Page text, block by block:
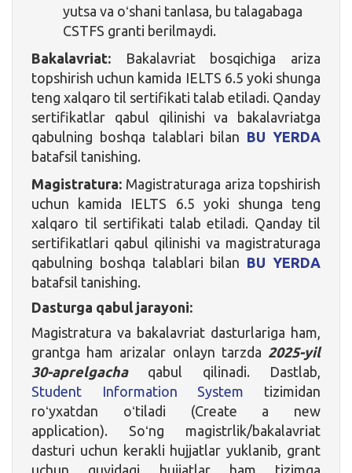
yutsa va oʻshani tanlasa, bu talagabaga
CSTFS granti berilmaydi.
Bakalavriat: Bakalavriat bosqichiga ariza
topshirish uchun kamida IELTS 6.5 yoki shunga
teng xalqaro til sertifikati talab etiladi. Qanday
sertifikatlar qabul qilinishi va bakalavriatga
qabulning boshqa talablari bilan BU YERDA
batafsil tanishing.
Magistratura: Magistraturaga ariza topshirish
uchun kamida IELTS 6.5 yoki shunga teng
xalqaro til sertifikati talab etiladi. Qanday til
sertifikatlari qabul qilinishi va magistraturaga
qabulning boshqa talablari bilan BU YERDA
batafsil tanishing.
Dasturga qabul jarayoni:
Magistratura va bakalavriat dasturlariga ham,
grantga ham arizalar onlayn tarzda 2025-yil
30-aprelgachaqabul qilinadi. Dastlab,
Student Information System tizimidan
roʻyxatdan oʻtiladi (Create a new
application). Soʻng magistrlik/bakalavriat
dasturi uchun kerakli hujjatlar yuklanib, grant
uchun quyidagi hujjatlar ham tizimga